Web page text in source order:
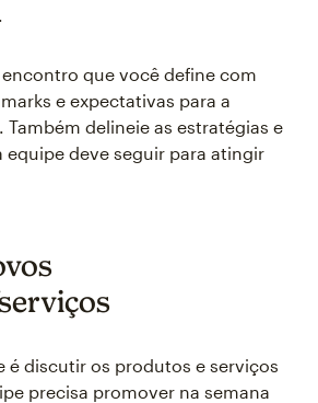
encontro que você define com
e expectativas para a
Também delineie as estratégias e
equipe deve seguir para atingir
é discutir os produtos e serviços
precisa promover na semana